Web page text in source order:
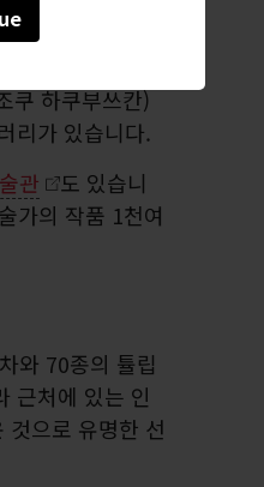
쿠 하쿠부쓰칸)
리가 있습니다.
관
도 있습니
가의 작품 1천여
와 70종의 튤립
근처에 있는 인
것으로 유명한 선